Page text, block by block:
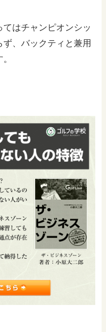
はチャンピオンシッ
、バックティと兼用